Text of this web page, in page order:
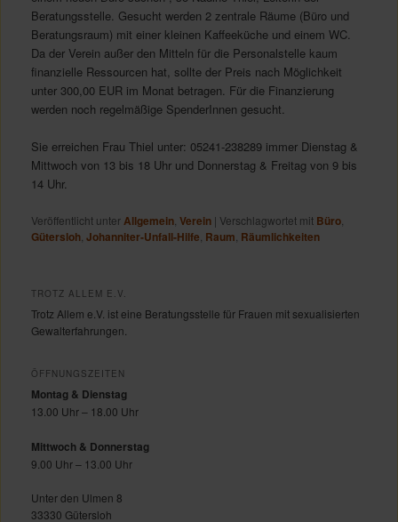
Beratungsstelle. Gesucht werden 2 zentrale Räume (Büro und
Beratungsraum) mit einer kleinen Kaffeeküche und einem WC.
Da der Verein außer den Mitteln für die Personalstelle kaum
finanzielle Ressourcen hat, sollte der Preis nach Möglichkeit
unter 300,00 EUR im Monat betragen. Für die Finanzierung
werden noch regelmäßige SpenderInnen gesucht.
Sie erreichen Frau Thiel unter: 05241-238289 immer Dienstag &
Mittwoch von 13 bis 18 Uhr und Donnerstag & Freitag von 9 bis
14 Uhr.
Veröffentlicht unter Allgemein, Verein | Verschlagwortet mit Büro,
Gütersloh, Johanniter-Unfall-Hilfe Raum Räumlichkeiten
TROTZ ALLEM E.V.
Trotz Allem e.V. ist eine Beratungsstelle für Frauen mit sexualisierten
Gewalterfahrungen.
ÖFFNUNGSZEITEN
Montag & Dienstag
13.00 Uhr – 18.00 Uhr
Mittwoch & Donnerstag
9.00 Uhr – 13.00 Uhr
Unter den Ulmen 8
33330 Gütersloh